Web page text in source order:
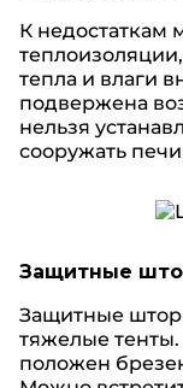
К недостаткам
тепла и влаги
подвержена
нельзя
сооружать
Защитные
Защитные
тяжелые тенты.
положен